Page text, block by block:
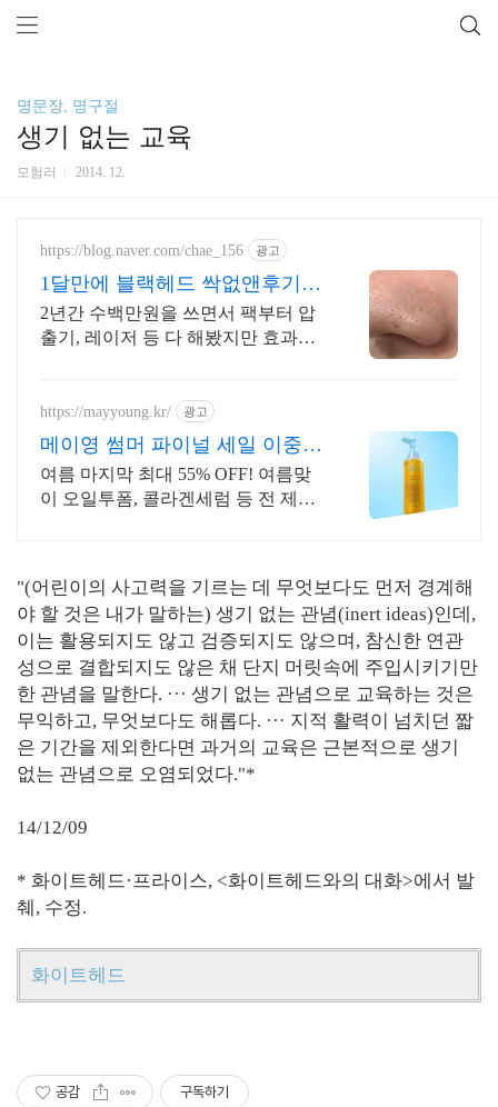
명문장, 명구절
생기 없는 교육
모험러 2014. 12.
https://blog.naver.com/chae_156 광고
1달만에 블랙헤드 싹없앤후기
(시술X)
2년간 수백만원을 쓰면서 팩부터 압
출기, 레이저 등 다 해봤지만 효과가
https://mayyoung.kr/ 광고
메이영 썸머 파이널 세일 이중세
안 한 번에! 올킬세안
여름 마지막 최대 55% OFF! 여름맞
이 오일투폼, 콜라겐세럼 등 전 제품
"(어린이의 사고력을 기르는 데 무엇보다도 먼저 경계해
야 할 것은 내가 말하는) 생기 없는 관념(inert ideas)인데,
이는 활용되지도 않고 검증되지도 않으며, 참신한 연관
성으로 결합되지도 않은 채 단지 머릿속에 주입시키기만
한 관념을 말한다. ··· 생기 없는 관념으로 교육하는 것은
무익하고, 무엇보다도 해롭다. ··· 지적 활력이 넘치던 짧
은 기간을 제외한다면 과거의 교육은 근본적으로 생기
없는 관념으로 오염되었다."*
14/12/09
* 화이트헤드·프라이스, <화이트헤드와의 대화>에서 발
췌, 수정.
화이트헤드
공감 구독하기